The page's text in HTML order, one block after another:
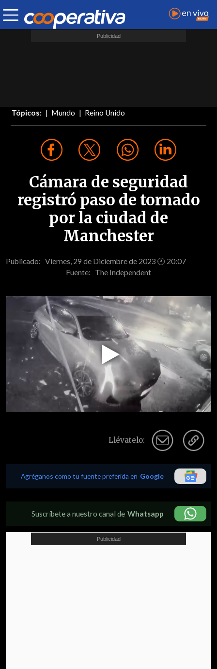
Tópicos: Mundo Reino Unido
Cámara de seguridad
registró paso de tornado
por la ciudad de
Manchester
Publicado: Viernes, 29 de Diciembre de 2023 🕐 20:07
Fuente: The Independent
Video
Llévatelo:
Agréganos como tu fuente preferida en Google
Suscríbete a nuestro canal de Whatsapp